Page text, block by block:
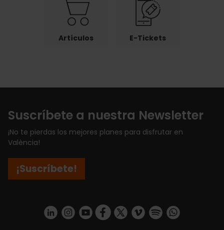
Artículos E-Tickets
Suscríbete a nuestra Newsletter
¡No te pierdas los mejores planes para disfrutar en
València!
¡Suscríbete!
https://www.linkedin.com/company/turismo-valencia/mycompany/
https://www.instagram.com/visit_valencia/
https://www.youtube.com/user/
https://www.facebook.com/
https://twitter.com/
https://vimeo.com/
https://https://api.whatsapp.com/